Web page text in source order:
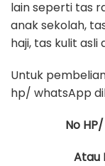
lain seperti tas
anak sekolah,
haji, tas kulit
Untuk
hp/ whatsApp
No
Atau